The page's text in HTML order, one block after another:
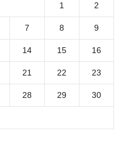
1 2
7 8 9
14 15 16
21 22 23
28 29 30